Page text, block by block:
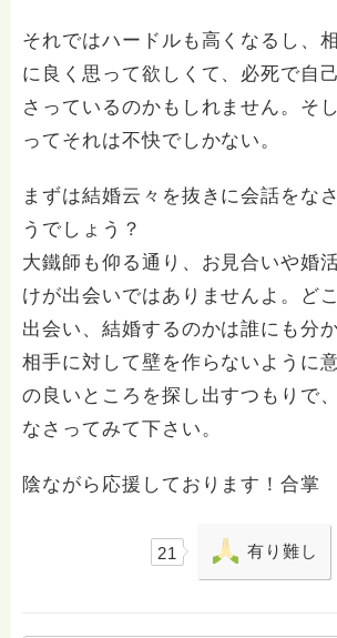
それではハードルも高くなるし、
に良く思って欲しくて、必死で自
さっているのかもしれません。そ
ってそれは不快でしかない。
まずは結婚云々を抜きに会話をな
うでしょう？
大鐵師も仰る通り、お見合いや婚
けが出会いではありませんよ。ど
出会い、結婚するのかは誰にも分
相手に対して壁を作らないように
の良いところを探し出すつもりで
なさってみて下さい。
陰ながら応援しております！合掌
21 有り難し